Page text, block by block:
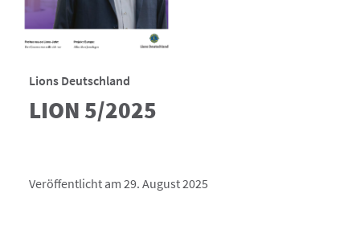
Lions Deutschland
LION 5/2025
Veröffentlicht am 29. August 2025